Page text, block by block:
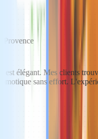
est élégant. Mes clients
sans effort.